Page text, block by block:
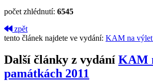
počet zhlédnutí: 6545
zpět
tento článek najdete ve vydání: KAM na výlet
Další články z vydání KAM
památkách 2011